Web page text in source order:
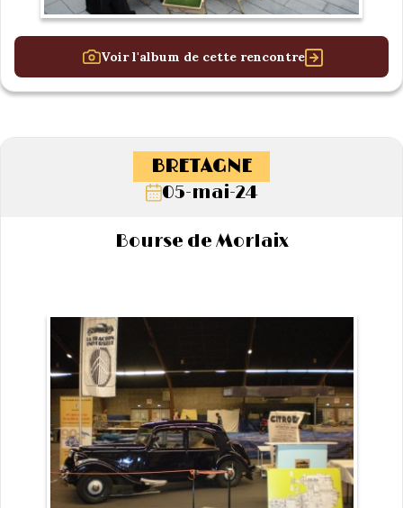
Voir l'album de cette rencontre
BRETAGNE
05-mai-24
Bourse de Morlaix